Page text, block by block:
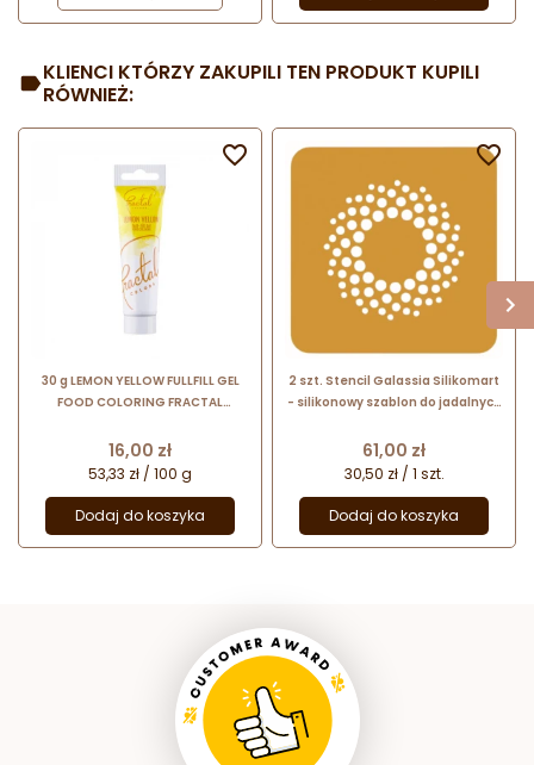
KLIENCI KTÓRZY ZAKUPILI TEN PRODUKT KUPILI
RÓWNIEŻ:
30 g LEMON YELLOW FULLFILL GEL
FOOD COLORING FRACTAL
żelu - żółty cytrynowy
Cena
16,00 zł
53,33 zł / 100 g
Dodaj do koszyka

2 szt. Stencil Galassia Silikomart
- silikonowy szablon do jadalnych
- śr. 108 mm
Cena
61,00 zł
30,50 zł / 1 szt.
Dodaj do koszyka
